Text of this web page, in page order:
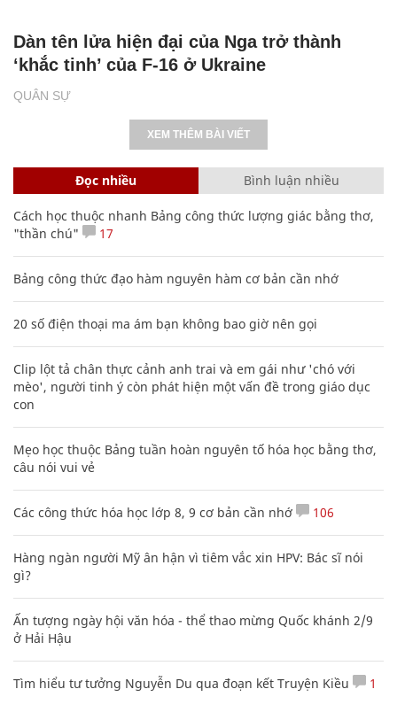
QUÂN SỰ
Dàn tên lửa hiện đại của Nga trở thành
‘khắc tinh’ của F-16 ở Ukraine
XEM THÊM BÀI VIẾT
Đọc nhiều Bình luận nhiều
Cách học thuộc nhanh Bảng công thức lượng giác bằng thơ,
"thần chú"
17
Bảng công thức đạo hàm nguyên hàm cơ bản cần nhớ
20 số điện thoại ma ám bạn không bao giờ nên gọi
Clip lột tả chân thực cảnh anh trai và em gái như 'chó với
mèo', người tinh ý còn phát hiện một vấn đề trong giáo dục
con
Mẹo học thuộc Bảng tuần hoàn nguyên tố hóa học bằng thơ,
câu nói vui vẻ
Các công thức hóa học lớp 8, 9 cơ bản cần nhớ 106
Hàng ngàn người Mỹ ân hận vì tiêm vắc xin HPV: Bác sĩ nói
gì?
Ấn tượng ngày hội văn hóa - thể thao mừng Quốc khánh 2/9
ở Hải Hậu
Tìm hiểu tư tưởng Nguyễn Du qua đoạn kết Truyện Kiều 1